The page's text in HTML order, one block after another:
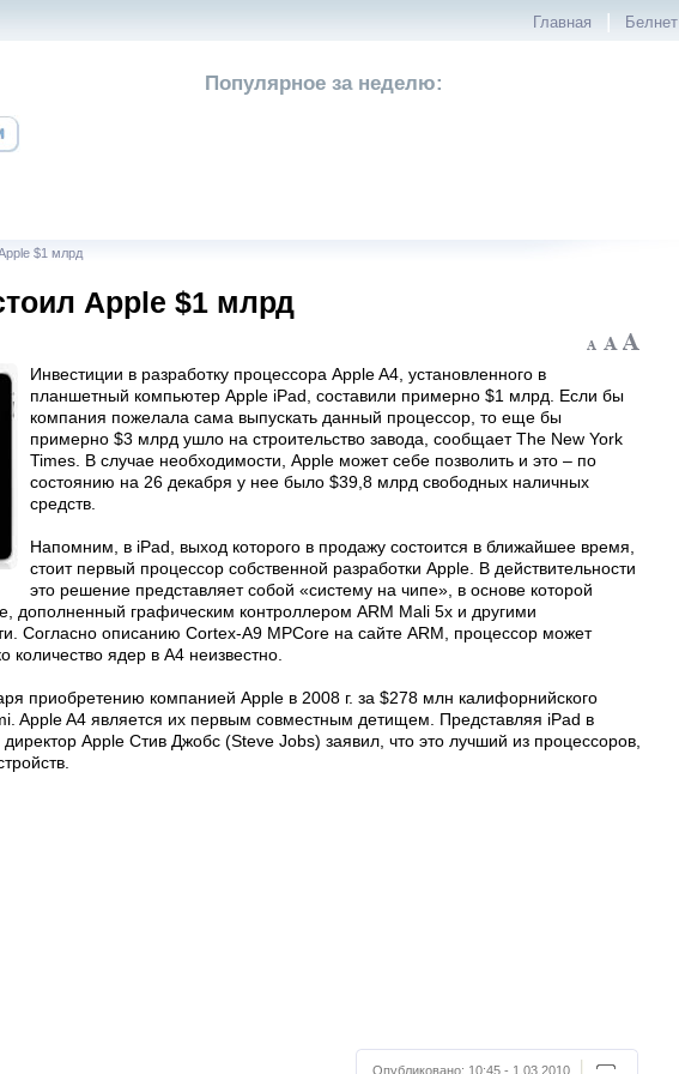
Главная | Белнет
Популярное за неделю:
$1 млрд
Apple $1 млрд
Инвестиции в разработку процессора Apple A4, установленного в
планшетный компьютер Apple iPad, составили примерно $1 млрд. Если бы
компания пожелала сама выпускать данный процессор, то еще бы
примерно $3 млрд ушло на строительство завода, сообщает The New York
Times. В случае необходимости, Apple может себе позволить и это – по
состоянию на 26 декабря у нее было $39,8 млрд свободных наличных
средств.
Напомним, в iPad, выход которого в продажу состоится в ближайшее время,
стоит первый процессор собственной разработки Apple. В действительности
это решение представляет собой «систему на чипе», в основе которой
дополненный графическим контроллером ARM Mali 5x и другими
Согласно описанию Cortex-A9 MPCore на сайте ARM, процессор может
ядер в A4 неизвестно.
приобретению компанией Apple в 2008 г. за $278 млн калифорнийского
Apple A4 является их первым совместным детищем. Представляя iPad в
Apple Стив Джобс (Steve Jobs) заявил, что это лучший из процессоров,
Опубликовано: 10:45 - 1.03.2010